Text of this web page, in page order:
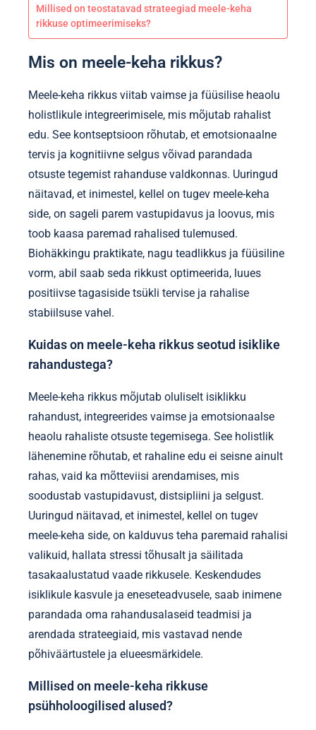
Millised on teostatavad strateegiad meele-keha
rikkuse optimeerimiseks?
Mis on meele-keha rikkus?
Meele-keha rikkus viitab vaimse ja füüsilise heaolu
holistlikule integreerimisele, mis mõjutab rahalist
edu. See kontseptsioon rõhutab, et emotsionaalne
tervis ja kognitiivne selgus võivad parandada
otsuste tegemist rahanduse valdkonnas. Uuringud
näitavad, et inimestel, kellel on tugev meele-keha
side, on sageli parem vastupidavus ja loovus, mis
toob kaasa paremad rahalised tulemused.
Biohäkkingu praktikate, nagu teadlikkus ja füüsiline
vorm, abil saab seda rikkust optimeerida, luues
positiivse tagasiside tsükli tervise ja rahalise
stabiilsuse vahel.
Kuidas on meele-keha rikkus seotud isiklike
rahandustega?
Meele-keha rikkus mõjutab oluliselt isiklikku
rahandust, integreerides vaimse ja emotsionaalse
heaolu rahaliste otsuste tegemisega. See holistlik
lähenemine rõhutab, et rahaline edu ei seisne ainult
rahas, vaid ka mõtteviisi arendamises, mis
soodustab vastupidavust, distsipliini ja selgust.
Uuringud näitavad, et inimestel, kellel on tugev
meele-keha side, on kalduvus teha paremaid rahalisi
valikuid, hallata stressi tõhusalt ja säilitada
tasakaalustatud vaade rikkusele. Keskendudes
isiklikule kasvule ja eneseteadvusele, saab inimene
parandada oma rahandusalaseid teadmisi ja
arendada strateegiaid, mis vastavad nende
põhiväärtustele ja elueesmärkidele.
Millised on meele-keha rikkuse
psühholoogilised alused?